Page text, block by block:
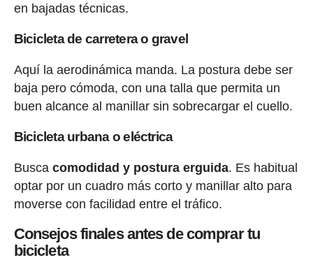
en bajadas técnicas.
Bicicleta de carretera o gravel
Aquí la aerodinámica manda. La postura debe ser
baja pero cómoda, con una talla que permita un
buen alcance al manillar sin sobrecargar el cuello.
Bicicleta urbana o eléctrica
Busca comodidad y postura erguida. Es habitual
optar por un cuadro más corto y manillar alto para
moverse con facilidad entre el tráfico.
Consejos finales antes de comprar tu
bicicleta